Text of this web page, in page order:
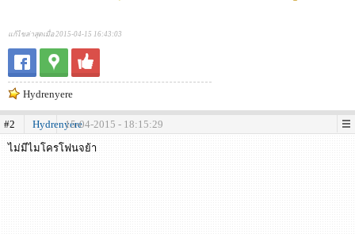
แก้ไขล่าสุดเมื่อ 2015-04-15 16:43:03
Hydrenyere
#2 Hydrenyere15-04-2015 - 18:15:29
ไม่มีไมโครโฟนจย้า